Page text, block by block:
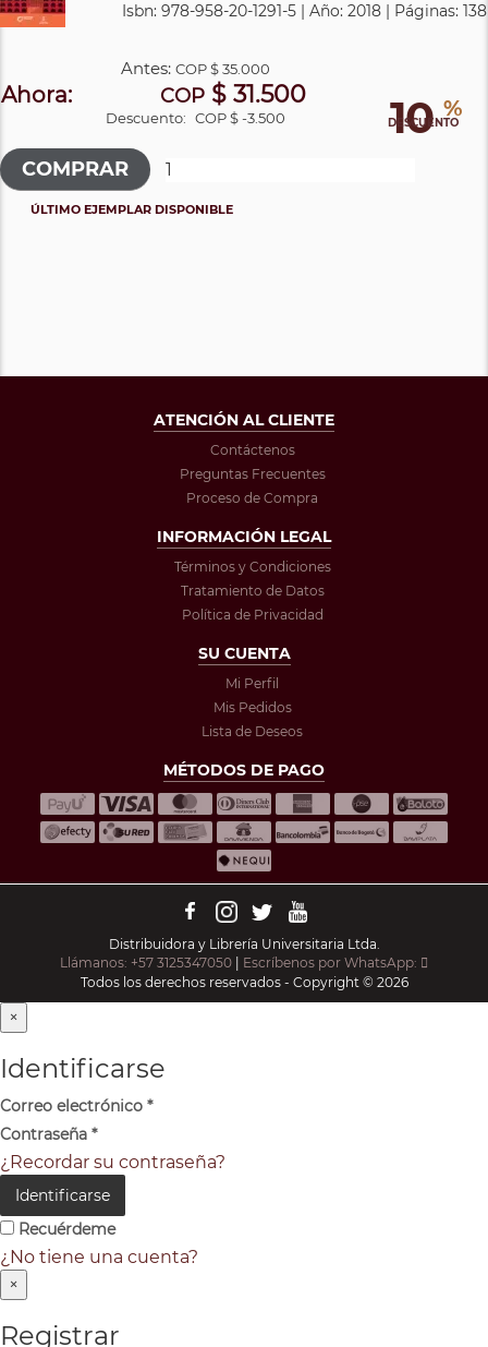
Isbn: 978-958-20-1291-5 | Año: 2018 | Páginas: 138
10 %
DESCUENTO
Antes: COP$ 35.000
Ahora: COP $ 31.500
Descuento: COP $ -3.500
ÚLTIMO EJEMPLAR DISPONIBLE
ATENCIÓN AL CLIENTE
Contáctenos
Preguntas Frecuentes
Proceso de Compra
INFORMACIÓN LEGAL
Términos y Condiciones
Tratamiento de Datos
Política de Privacidad
SU CUENTA
Mi Perfil
Mis Pedidos
Lista de Deseos
MÉTODOS DE PAGO
Distribuidora y Librería Universitaria Ltda.
Llámanos: +57 3125347050 | Escríbenos por WhatsApp:
Todos los derechos reservados - Copyright © 2026
×
Identificarse
Correo electrónico *
Contraseña *
¿Recordar su contraseña?
Identificarse
Recuérdeme
¿No tiene una cuenta?
×
Registrar